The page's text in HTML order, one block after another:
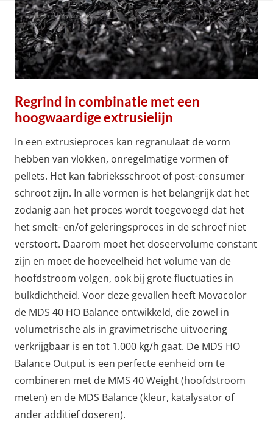
Regrind in combinatie met een
hoogwaardige extrusielijn
In een extrusieproces kan regranulaat de vorm
hebben van vlokken, onregelmatige vormen of
pellets. Het kan fabrieksschroot of post-consumer
schroot zijn. In alle vormen is het belangrijk dat het
zodanig aan het proces wordt toegevoegd dat het
het smelt- en/of geleringsproces in de schroef niet
verstoort. Daarom moet het doseervolume constant
zijn en moet de hoeveelheid het volume van de
hoofdstroom volgen, ook bij grote fluctuaties in
bulkdichtheid. Voor deze gevallen heeft Movacolor
de MDS 40 HO Balance ontwikkeld, die zowel in
volumetrische als in gravimetrische uitvoering
verkrijgbaar is en tot 1.000 kg/h gaat. De MDS HO
Balance Output is een perfecte eenheid om te
combineren met de MMS 40 Weight (hoofdstroom
meten) en de MDS Balance (kleur, katalysator of
ander additief doseren).